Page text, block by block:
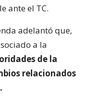
ante el TC.
adelantó que,
a la
de la
relacionados